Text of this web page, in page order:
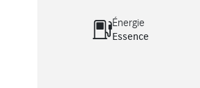
Énergie
Essence